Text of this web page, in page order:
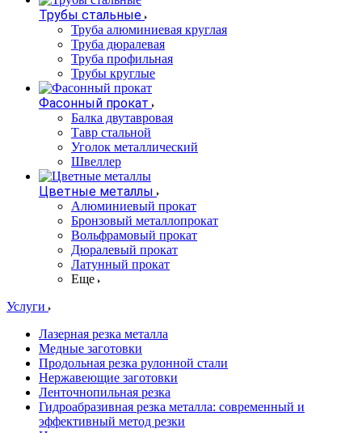
Трубы стальные
Труба алюминиевая круглая
Труба дюралевая
Труба профильная
Трубы круглые
Фасонный прокат
Балка двутавровая
Тавр стальной
Уголок металлический
Швеллер
Цветные металлы
Алюминиевый прокат
Бронзовый металлопрокат
Вольфрамовый прокат
Дюралевый прокат
Латунный прокат
Еще
Услуги
Лазерная резка металла
Медные заготовки
Продольная резка рулонной стали
Нержавеющие заготовки
Ленточнопильная резка
Гидроабразивная резка металла: современный и
эффективный метод резки